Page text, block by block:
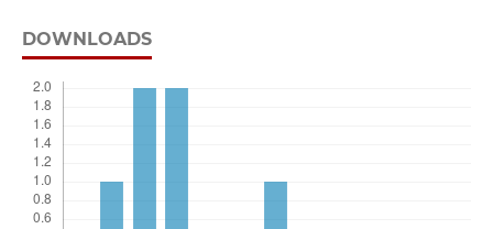
DOWNLOADS